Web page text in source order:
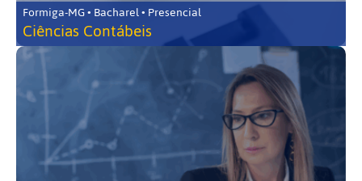
Formiga-MG • Bacharel • Presencial
Ciências Contábeis